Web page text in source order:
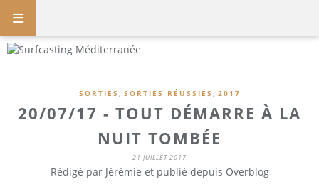
SORTIES , SORTIES RÉUSSIES , 2017
20/07/17 - TOUT DÉMARRE À LA
NUIT TOMBÉE
21 JUILLET 2017
Rédigé par Jérémie et publié depuis Overblog